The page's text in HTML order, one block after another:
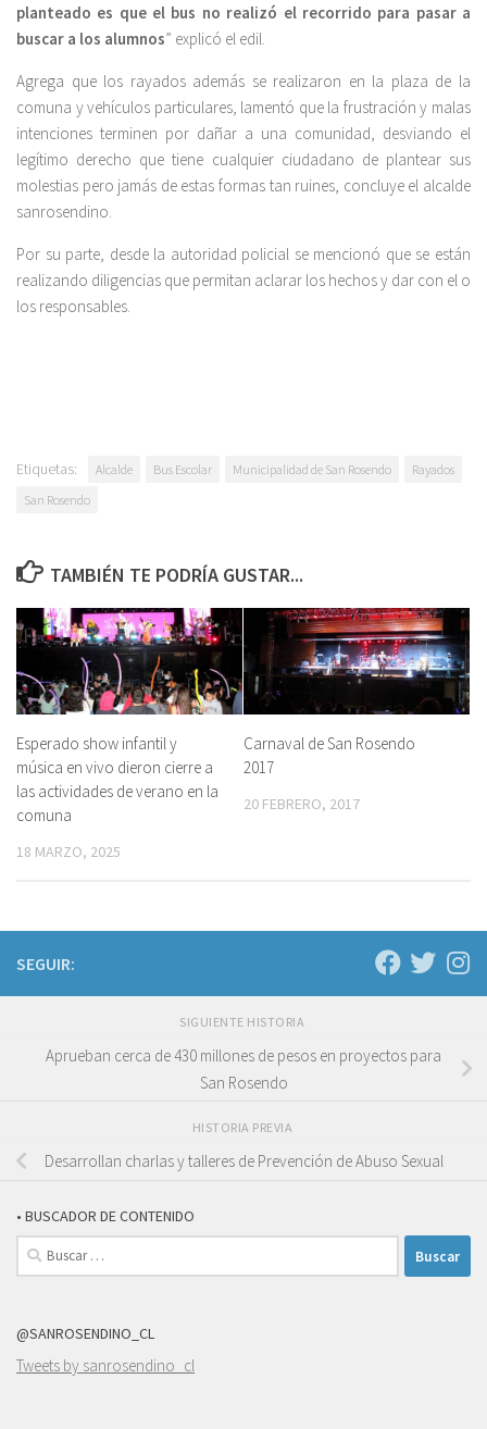
planteado es que el bus no realizó el recorrido para pasar a
buscar a los alumnos” explicó el edil.
Agrega que los rayados además se realizaron en la plaza de la
comuna y vehículos particulares, lamentó que la frustración y malas
intenciones terminen por dañar a una comunidad, desviando el
legítimo derecho que tiene cualquier ciudadano de plantear sus
molestias pero jamás de estas formas tan ruines, concluye el alcalde
sanrosendino.
Por su parte, desde la autoridad policial se mencionó que se están
realizando diligencias que permitan aclarar los hechos y dar con el o
los responsables.
Etiquetas: Alcalde Bus Escolar Municipalidad de San Rosendo
Rayados
San Rosendo
TAMBIÉN TE PODRÍA GUSTAR...
Esperado show infantil y
música en vivo dieron cierre a
las actividades de verano en la
comuna
18 MARZO, 2025
Carnaval de San Rosendo
2017
20 FEBRERO, 2017
SEGUIR:
SIGUIENTE HISTORIA
Aprueban cerca de 430 millones de pesos en proyectos para
San Rosendo
HISTORIA PREVIA
Desarrollan charlas y talleres de Prevención de Abuso Sexual
• BUSCADOR DE CONTENIDO
Buscar:
@SANROSENDINO_CL
Tweets by sanrosendino_cl